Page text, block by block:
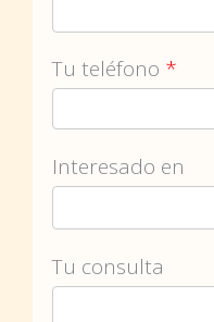
Tu teléfono *
Interesado en
Tu consulta